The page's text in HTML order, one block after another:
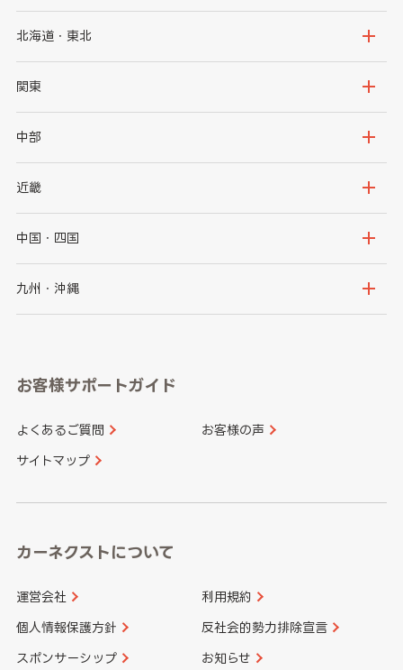
北海道・東北
北海道
岩手県
秋田県
関東
茨城県
群馬県
千葉県
中部
新潟県
石川県
山梨県
愛知県
近畿
大阪府
京都府
和歌山県
中国・四国
鳥取県
山口県
香川県 愛媛県
九州・沖縄
長崎県
大分県 宮崎県
お客様サポートガイド
よくあるご質問 お客様の声
サイトマップ
カーネクストについて
運営会社 利用規約
個人情報保護方針 反社会的勢力排除宣言
スポンサーシップ お知らせ